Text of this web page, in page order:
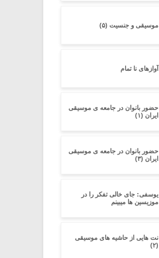
موسیقی و جنسیت (۵)
آوازهای نا تمام
حضور بانوان در جامعه ی موسیقی
ایران (۱)
حضور بانوان در جامعه ی موسیقی
ایران (۳)
یوسفی: جای خالی تفکر را در
موزیسین ها میبینم
نت هایی از حاشیه های موسیقی
(۲)